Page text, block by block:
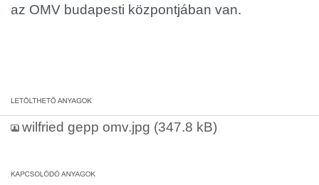
az OMV budapesti központjában van.
wilfried gepp omv.jpg (347.8 kB)